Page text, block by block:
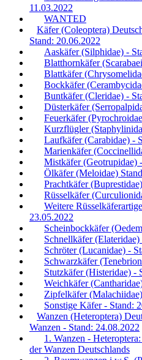
11.03.2022
WANTED
Käfer (Coleoptera)
Stand: 20.06.2022
Aaskäfer (Silphidae) -
Blatthornkäfer
Blattkäfer
Bockkäfer
Buntkäfer (Cleridae) -
Düsterkäfer
Feuerkäfer
Kurzflügler
Laufkäfer (Carabidae) -
Marienkäfer
Mistkäfer (Geotrupidae)
Ölkäfer (Meloidae)
Prachtkäfer
Rüsselkäfer
Weitere
23.05.2022
Scheinbockkäfer
Schnellkäfer
Schröter (Lucanidae) -
Schwarzkäfer
Stutzkäfer (Histeridae) -
Weichkäfer
Zipfelkäfer
Sonstige Käfer - Stand:
Wanzen (Heteroptera)
Wanzen - Stand: 24.08.2022
1. Wanzen -
der Wanzen Deutschlands